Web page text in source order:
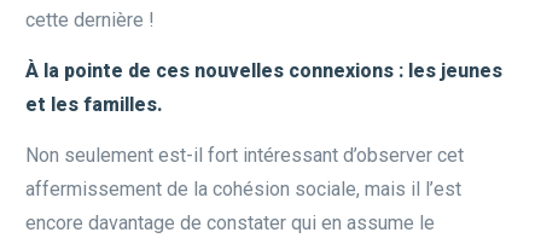
cette dernière !
À la pointe de ces nouvelles connexions : les jeunes
et les familles.
Non seulement est-il fort intéressant d’observer cet
affermissement de la cohésion sociale, mais il l’est
encore davantage de constater qui en assume le